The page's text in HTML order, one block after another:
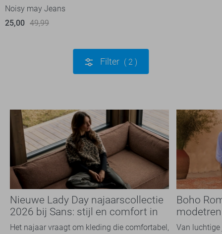
Noisy may Jeans
25,00 49,99
Filter 2
Nieuwe Lady Day najaarscollectie
2026 bij Sans: stijl en comfort in
travelkwaliteit
Het najaar vraagt om kleding die comfortabel,
Boho
overal
Van luchtige